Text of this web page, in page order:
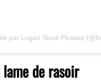
par Logan Sicoli Picasso
de rasoir